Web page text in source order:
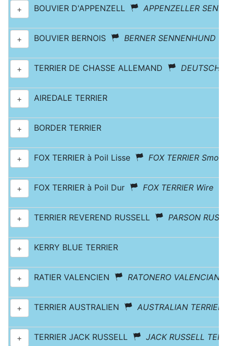
+ BOUVIER D'APPENZELL APPENZELLER
+ BOUVIER BERNOIS BERNER SENNENHUND
+ TERRIER DE CHASSE ALLEMAND
+ AIREDALE TERRIER
+ BORDER TERRIER
+ FOX TERRIER à Poil Lisse FOX TERRIER
+ FOX TERRIER à Poil Dur FOX TERRIER Wire
+ TERRIER REVEREND RUSSELL PARSON
+ KERRY BLUE TERRIER
+ RATIER VALENCIEN RATONERO VALENCIANO
+ TERRIER AUSTRALIEN AUSTRALIAN TERRIER
+ TERRIER JACK RUSSELL JACK RUSSELL